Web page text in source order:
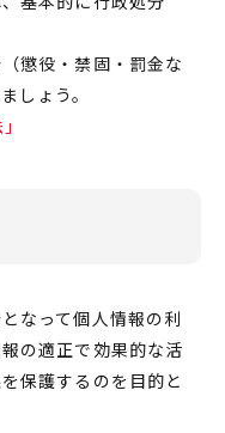
懲役・禁固・罰金な
しょう。
なって個人情報の利
の適正で効果的な活
保護するのを目的と